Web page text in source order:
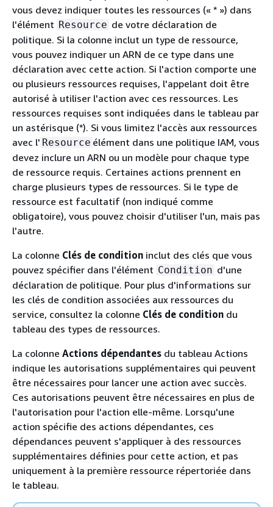
vous devez indiquer toutes les ressources (« * ») dans
l'élément Resource de votre déclaration de
politique. Si la colonne inclut un type de ressource,
vous pouvez indiquer un ARN de ce type dans une
déclaration avec cette action. Si l'action comporte une
ou plusieurs ressources requises, l'appelant doit être
autorisé à utiliser l'action avec ces ressources. Les
ressources requises sont indiquées dans le tableau par
un astérisque (*). Si vous limitez l'accès aux ressources
avec l' Resource élément dans une politique IAM, vous
devez inclure un ARN ou un modèle pour chaque type
de ressource requis. Certaines actions prennent en
charge plusieurs types de ressources. Si le type de
ressource est facultatif (non indiqué comme
obligatoire), vous pouvez choisir d'utiliser l'un, mais pas
l'autre.
La colonne Clés de condition inclut des clés que vous
pouvez spécifier dans l'élément Condition d'une
déclaration de politique. Pour plus d'informations sur
les clés de condition associées aux ressources du
service, consultez la colonne Clés de condition du
tableau des types de ressources.
La colonne Actions dépendantes du tableau Actions
indique les autorisations supplémentaires qui peuvent
être nécessaires pour lancer une action avec succès.
Ces autorisations peuvent être nécessaires en plus de
l'autorisation pour l'action elle-même. Lorsqu'une
action spécifie des actions dépendantes, ces
dépendances peuvent s'appliquer à des ressources
supplémentaires définies pour cette action, et pas
uniquement à la première ressource répertoriée dans
le tableau.